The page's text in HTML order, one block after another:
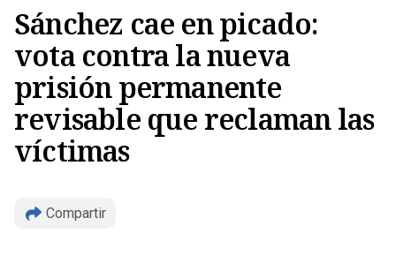
Sánchez cae en picado:
vota contra la nueva
prisión permanente
revisable que reclaman las
víctimas
Compartir
Copiar